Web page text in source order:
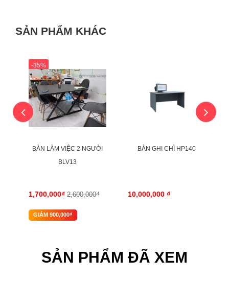
SẢN PHẨM KHÁC
-35%
BÀN LÀM VIỆC 2 NGƯỜI
BLV13
1,700,000₫ 2,600,000₫
GIẢM 900,000₫
BÀN GHI CHÌ HP140
10,000,000 ₫
SẢN PHẨM ĐÃ XEM